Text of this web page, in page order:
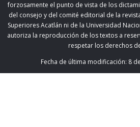
forzosamente el punto de vista de los
del consejo y del comité editorial de la
Superiores Acatlán ni de la Universidad
autoriza la reproducción de los textos a
respetar los derechos
Fecha de última modificación: 8